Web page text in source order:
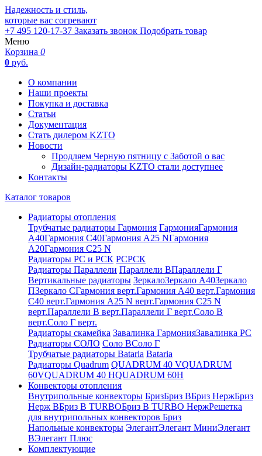
Надежность и стиль,
которые вас согревают
+7 495 120-17-37 Заказать звонок Подобрать товар
Меню
Корзина 0
0 руб.
О компании
Наши проекты
Покупка и доставка
Статьи
Документация
Стать дилером KZTO
Новости
Продляем Черную пятницу с Заботой о вас
Дизайн-радиаторы KZTO стали доступнее
Контакты
Каталог товаров
Радиаторы отопления
Трубчатые радиаторы Гармония ГармонияГармония
А40Гармония С40Гармония А25 NГармония
А20Гармония С25 N
Радиаторы РС и РСК РСРСК
Радиаторы Параллели Параллели ВПараллели Г
Вертикальные радиаторы ЗеркалоЗеркало А40Зеркало
ПЗеркало СГармония верт.Гармония А40 верт.Гармония
С40 верт.Гармония А25 N верт.Гармония С25 N
верт.Параллели В верт.Параллели Г верт.Соло В
верт.Соло Г верт.
Радиаторы скамейка Завалинка ГармонияЗавалинка РС
Радиаторы СОЛО Соло ВСоло Г
Трубчатые радиаторы Bataria Bataria
Радиаторы Quadrum QUADRUM 40 VQUADRUM
60VQUADRUM 40 HQUADRUM 60H
Конвекторы отопления
Внутрипольные конвекторы БризБриз ВБриз НержБриз
Нерж ВБриз В TURBOБриз В TURBO НержРешетка
для внутрипольных конвекторов Бриз
Напольные конвекторы ЭлегантЭлегант МиниЭлегант
ВЭлегант Плюс
Комплектующие